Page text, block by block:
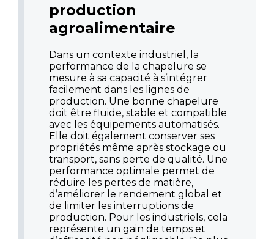
production
agroalimentaire
Dans un contexte industriel, la
performance de la chapelure se
mesure à sa capacité à s’intégrer
facilement dans les lignes de
production. Une bonne chapelure
doit être fluide, stable et compatible
avec les équipements automatisés.
Elle doit également conserver ses
propriétés même après stockage ou
transport, sans perte de qualité. Une
performance optimale permet de
réduire les pertes de matière,
d’améliorer le rendement global et
de limiter les interruptions de
production. Pour les industriels, cela
représente un gain de temps et